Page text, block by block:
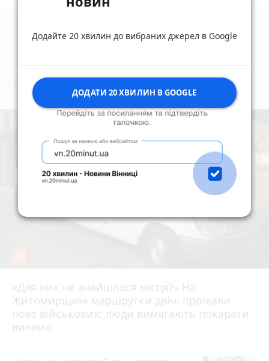
Найчастішекоментують
«Для них не знайшлося місця?» На
Житомирщині маршрутки двічі проїхали
повз військових: люди вимагають покарати
винних
17 липня 2026 р.
Додайте 20 хвилин до вибраних джерел в Google
ДОДАТИ 20 ХВИЛИН В GOOGLE